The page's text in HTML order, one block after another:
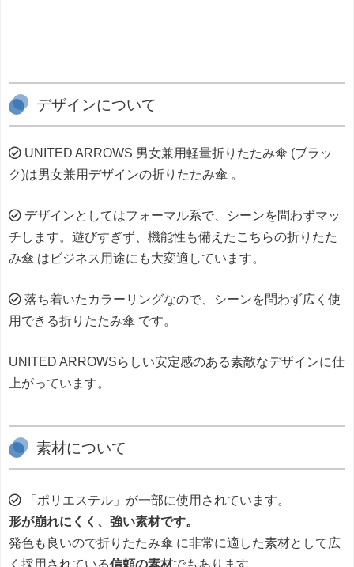
デザインについて
UNITED ARROWS 男女兼用軽量折りたたみ傘 (ブラッ
ク)は男女兼用デザインの折りたたみ傘 。
デザインとしてはフォーマル系で、シーンを問わずマッ
チします。遊びすぎず、機能性も備えたこちらの折りたた
み傘 はビジネス用途にも大変適しています。
落ち着いたカラーリングなので、シーンを問わず広く使
用できる折りたたみ傘 です。
UNITED ARROWSらしい安定感のある素敵なデザインに仕
上がっています。
素材について
「ポリエステル」が一部に使用されています。
形が崩れにくく、強い素材です。
発色も良いので折りたたみ傘 に非常に適した素材として広
く採用されている信頼の素材でもあります。